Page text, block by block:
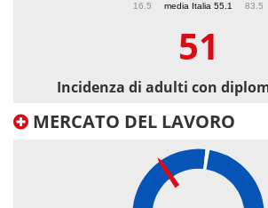
media Italia 55.1
16.5 83.5
51
Incidenza di adulti con
MERCATO DEL LAVORO